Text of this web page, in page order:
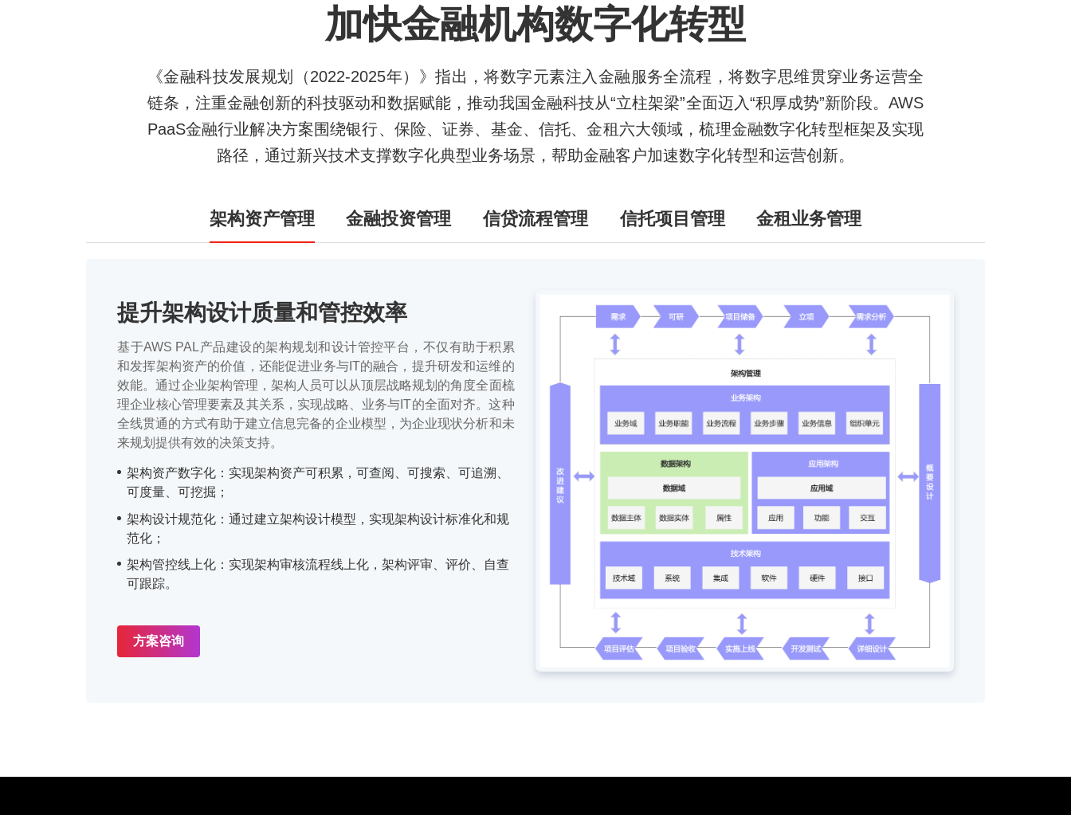
加快金融机构数字化转型
《金融科技发展规划（2022-2025年）》指出，将数字元素注入金融服务全流程，将数字思维贯穿业务运营全
链条，注重金融创新的科技驱动和数据赋能，推动我国金融科技从“立柱架梁”全面迈入“积厚成势”新阶段。AWS
PaaS金融行业解决方案围绕银行、保险、证券、基金、信托、金租六大领域，梳理金融数字化转型框架及实现
路径，通过新兴技术支撑数字化典型业务场景，帮助金融客户加速数字化转型和运营创新。
架构资产管理 金融投资管理 信贷流程管理 信托项目管理 金租业务管理
提升架构设计质量和管控效率
基于AWS PAL产品建设的架构规划和设计管控平台，不仅有助于积累
和发挥架构资产的价值，还能促进业务与IT的融合，提升研发和运维的
效能。通过企业架构管理，架构人员可以从顶层战略规划的角度全面梳
理企业核心管理要素及其关系，实现战略、业务与IT的全面对齐。这种
全线贯通的方式有助于建立信息完备的企业模型，为企业现状分析和未
来规划提供有效的决策支持。
架构资产数字化：实现架构资产可积累，可查阅、可搜索、可追溯、
可度量、可挖掘；
架构设计规范化：通过建立架构设计模型，实现架构设计标准化和规
范化；
架构管控线上化：实现架构审核流程线上化，架构评审、评价、自查
可跟踪。
方案咨询